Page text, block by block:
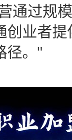
通过规
创业者
径。"